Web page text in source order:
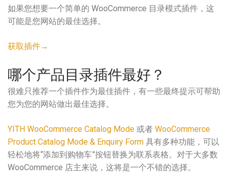
如果您想要一个简单的 WooCommerce 目录模式插件，这
可能是您网站的最佳选择。
获取插件→
哪个产品目录插件最好？
很难只推荐一个插件作为最佳插件，有一些最终提示可帮助
您为您的网站做出最佳选择。
YITH WooCommerce Catalog Mode 或者 WooCommerce
Product Catalog Mode & Enquiry Form 具有多种功能，可以
轻松地将“添加到购物车”按钮替换为联系表格。对于大多数
WooCommerce 店主来说，这将是一个不错的选择。